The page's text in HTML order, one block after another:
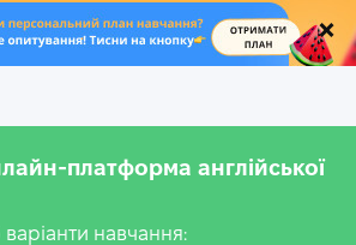
.
платформа англійської
навчання: